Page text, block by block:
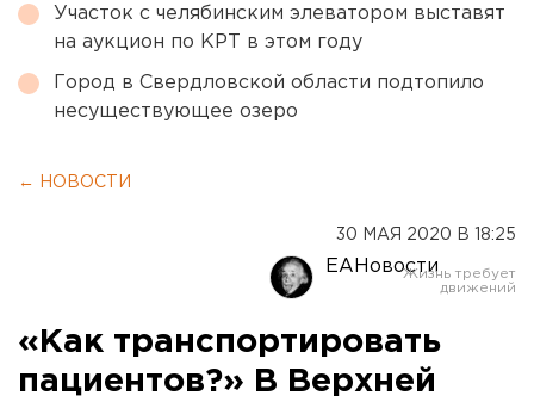
Участок с челябинским элеватором выставят
на аукцион по КРТ в этом году
Город в Свердловской области подтопило
несуществующее озеро
← НОВОСТИ
30 МАЯ 2020 В 18:25
ЕАНовости
«Как транспортировать
пациентов?» В Верхней